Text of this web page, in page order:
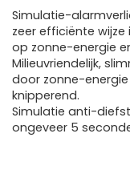
Simulatie-
zeer efficiënte
op zonne-energie
Milieuvriendelijk,
door zonne-
knipperend.
Simulatie anti-
ongeveer 5